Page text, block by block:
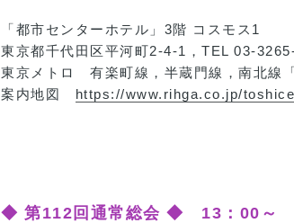
「都市センターホテル」3階 コスモス1
東京都千代田区平河町2-4-1，TEL 03-
東京メトロ 有楽町線，半蔵門線，南北線
案内地図 https://www.rihga.co.jp/
◆ 第112回通常総会 ◆ 13：00～